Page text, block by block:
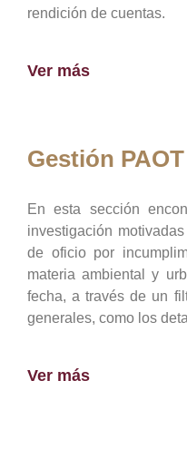
rendición de cuentas.
Ver más
Gestión PAOT
En esta sección
investigación
de oficio por
materia ambiental y
fecha, a través de un
generales, como los
Ver más